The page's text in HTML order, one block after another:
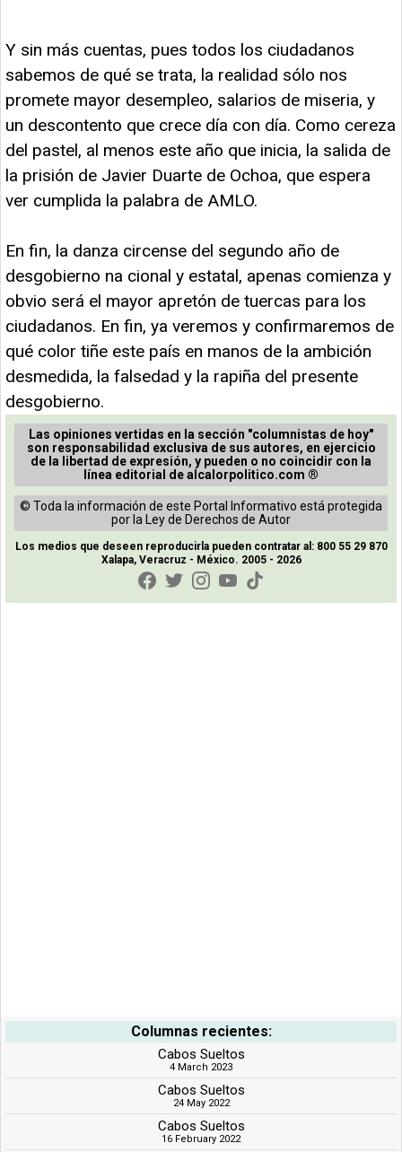
Y sin más cuentas, pues todos los ciudadanos
sabemos de qué se trata, la realidad sólo nos
promete mayor desempleo, salarios de miseria, y
un descontento que crece día con día. Como cereza
del pastel, al menos este año que inicia, la salida de
la prisión de Javier Duarte de Ochoa, que espera
ver cumplida la palabra de AMLO.
En fin, la danza circense del segundo año de
desgobierno na cional y estatal, apenas comienza y
obvio será el mayor apretón de tuercas para los
ciudadanos. En fin, ya veremos y confirmaremos de
qué color tiñe este país en manos de la ambición
desmedida, la falsedad y la rapiña del presente
desgobierno.
Las opiniones vertidas en la sección "columnistas de hoy"
son responsabilidad exclusiva de sus autores, en ejercicio
de la libertad de expresión, y pueden o no coincidir con la
línea editorial de alcalorpolitico.com ®
© Toda la información de este Portal Informativo está protegida
por la Ley de Derechos de Autor
Los medios que deseen reproducirla pueden contratar al: 800 55 29 870
Xalapa, Veracruz - México. 2005 - 2026
Columnas recientes:
Cabos Sueltos
4 March 2023
Cabos Sueltos
24 May 2022
Cabos Sueltos
16 February 2022